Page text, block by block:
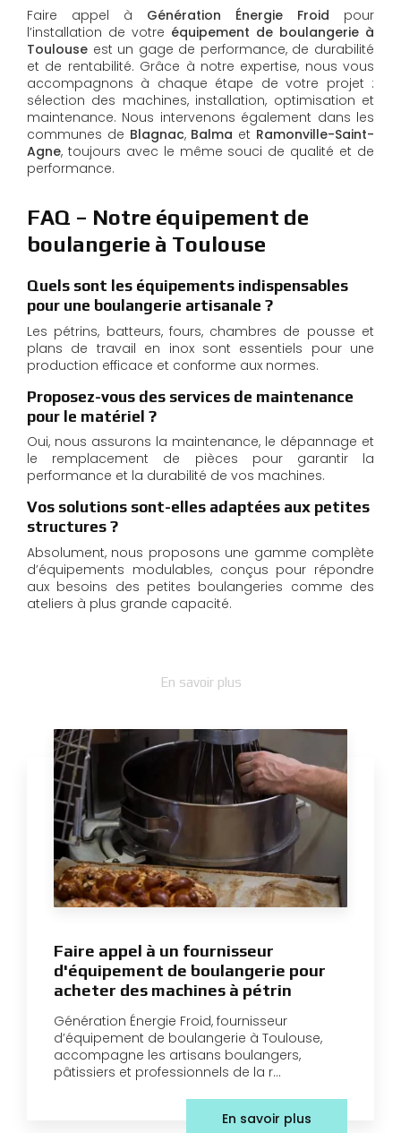
Faire appel à Génération Énergie Froid pour
l’installation de votre équipement de boulangerie à
Toulouse est un gage de performance, de durabilité
et de rentabilité. Grâce à notre expertise, nous vous
accompagnons à chaque étape de votre projet :
sélection des machines, installation, optimisation et
maintenance. Nous intervenons également dans les
communes de Blagnac, Balma et Ramonville-Saint-
Agne, toujours avec le même souci de qualité et de
performance.
FAQ – Notre équipement de
boulangerie à Toulouse
Quels sont les équipements indispensables
pour une boulangerie artisanale ?
Les pétrins, batteurs, fours, chambres de pousse et
plans de travail en inox sont essentiels pour une
production efficace et conforme aux normes.
Proposez-vous des services de maintenance
pour le matériel ?
Oui, nous assurons la maintenance, le dépannage et
le remplacement de pièces pour garantir la
performance et la durabilité de vos machines.
Vos solutions sont-elles adaptées aux petites
structures ?
Absolument, nous proposons une gamme complète
d’équipements modulables, conçus pour répondre
aux besoins des petites boulangeries comme des
ateliers à plus grande capacité.
En savoir plus
Faire appel à un fournisseur
d'équipement de boulangerie pour
acheter des machines à pétrin
Génération Énergie Froid, fournisseur
d’équipement de boulangerie à Toulouse,
accompagne les artisans boulangers,
pâtissiers et professionnels de la r...
En savoir plus